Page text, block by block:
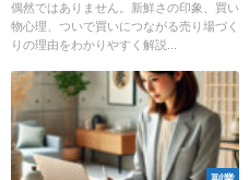
偶然ではありません。新鮮さの印象、買い
物心理、ついで買いにつながる売り場づく
りの理由をわかりやすく解説...